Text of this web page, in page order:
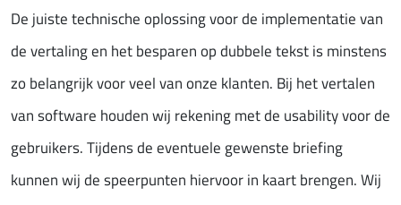
De juiste technische oplossing voor de implementatie van
de vertaling en het besparen op dubbele tekst is minstens
zo belangrijk voor veel van onze klanten. Bij het vertalen
van software houden wij rekening met de usability voor de
gebruikers. Tijdens de eventuele gewenste briefing
kunnen wij de speerpunten hiervoor in kaart brengen. Wij